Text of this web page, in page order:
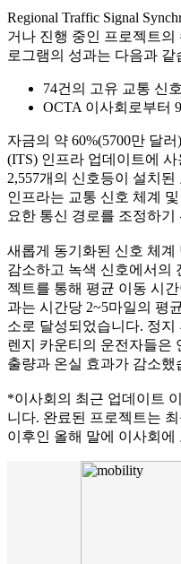
Regional Traffic Signal
거나 진행 중인 프로젝트의
로그램의 성과는 다음과 같
74건의 고유 교통 신
OCTA 이사회로부터
자금의 약 60%(5700만 달
(ITS) 인프라 업데이트에
2,557개의 신호등이 설치
인프라는 교통 신호 체계
요한 통신 경로를 조정하
새롭게 동기화된 신호 체
감소하고 녹색 신호에서의
젝트를 통해 평균 이동 시
과는 시간당 2~5마일의 평
소로 달성되었습니다. 정
렌지 카운티의 운전자들은
출량과 온실 효과가 감소했
*이사회의 최근 업데이트
니다. 완료된 프로젝트는
이후인 올해 말에 이사회에